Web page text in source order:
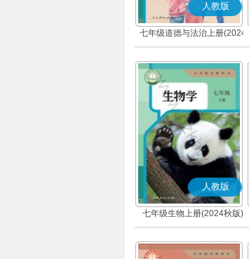
人教版
七年级道德与法治上册(2024
秋版)(部编版)
人教版
七年级生物上册(2024秋版)